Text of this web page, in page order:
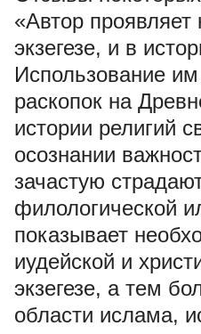
«Автор
экзегезе, и в
Использование им
раскопок на
истории религий
осознании
зачастую
филологической
показывает
иудейской и
экзегезе, а тем
области ислама,